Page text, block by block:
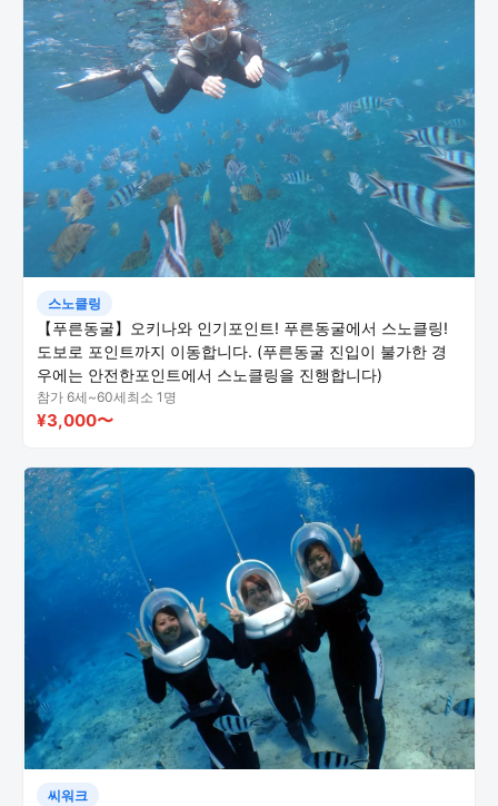
스노클링
【푸른동굴】오키나와 인기포인트! 푸른동굴에서 스노클링!
도보로 포인트까지 이동합니다. (푸른동굴 진입이 불가한 경
우에는 안전한포인트에서 스노클링을 진행합니다)
참가 6세~60세최소 1명
¥3,000〜
씨워크